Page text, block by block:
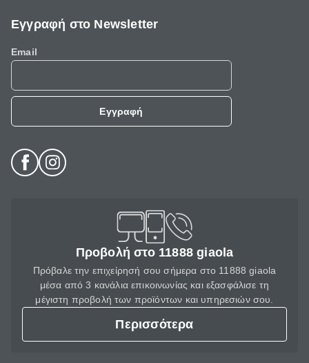
Εγγραφή στο Newsletter
Email
Εγγραφή
Προβολή στο 11888 giaola
Πρόβαλε την επιχείρησή σου σήμερα στο 11888 giaola
μέσα από 3 κανάλια επικοινωνίας και εξασφάλισε τη
μέγιστη προβολή των προϊόντων και υπηρεσιών σου.
Περισσότερα